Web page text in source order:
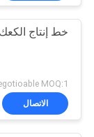
خط إنتاج الكعك
MOQ:1
الاتصال